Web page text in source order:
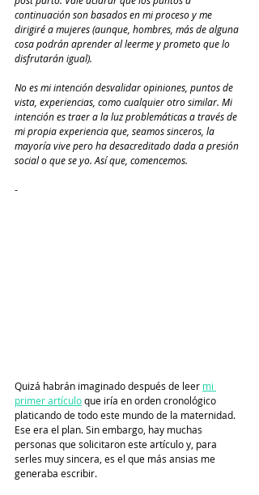
continuación son basados en mi proceso y me
dirigiré a mujeres (aunque, hombres, más de alguna
cosa podrán aprender al leerme y prometo que lo
disfrutarán igual).
No es mi intención desvalidar opiniones, puntos de
vista, experiencias, como cualquier otro similar. Mi
intención es traer a la luz problemáticas a través de
mi propia experiencia que, seamos sinceros, la
mayoría vive pero ha desacreditado dada a presión
social o que se yo. Así que, comencemos.
-
Quizá habrán imaginado después de leer mi
primer artículo que iría en orden cronológico
platicando de todo este mundo de la maternidad.
Ese era el plan. Sin embargo, hay muchas
personas que solicitaron este artículo y, para
serles muy sincera, es el que más ansias me
generaba escribir.